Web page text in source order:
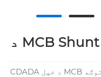
CDADA د خپل MCB شونټ ریلیز عرضه کونکي په توګه